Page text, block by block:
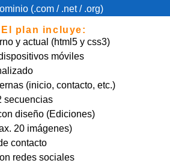
(.com / .net / .org)
El plan incluye:
y actual (html5 y css3)
móviles
(inicio, contacto, etc.)
secuencias
diseño (Ediciones)
20 imágenes)
contacto
redes sociales